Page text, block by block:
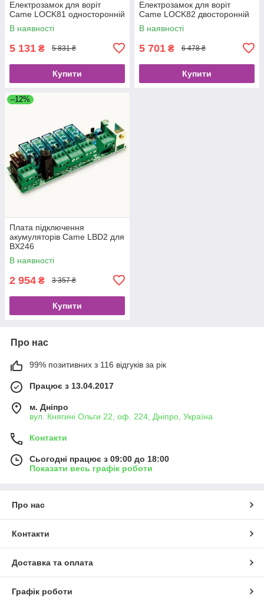
Електрозамок для воріт
Came LOCK81 односторонній
В наявності
5 131 ₴ 5 831 ₴
Купити
Електрозамок для воріт
Came LOCK82 двосторонній
В наявності
5 701 ₴ 6 478 ₴
Купити
–12%
Плата підключення
акумуляторів Came LBD2 для
BX246
В наявності
2 954 ₴ 3 357 ₴
Купити
Про нас
99% позитивних з 116 відгуків за рік
Працює з 13.04.2017
м. Дніпро
вул. Княгині Ольги 22, оф. 224, Дніпро, Україна
Контакти
Сьогодні працює з 09:00 до 18:00
Показати весь графік роботи
Про нас
Контакти
Доставка та оплата
Графік роботи